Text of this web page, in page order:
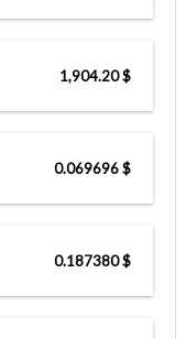
$ 1,904.20
$ 0.069696
$ 0.187380